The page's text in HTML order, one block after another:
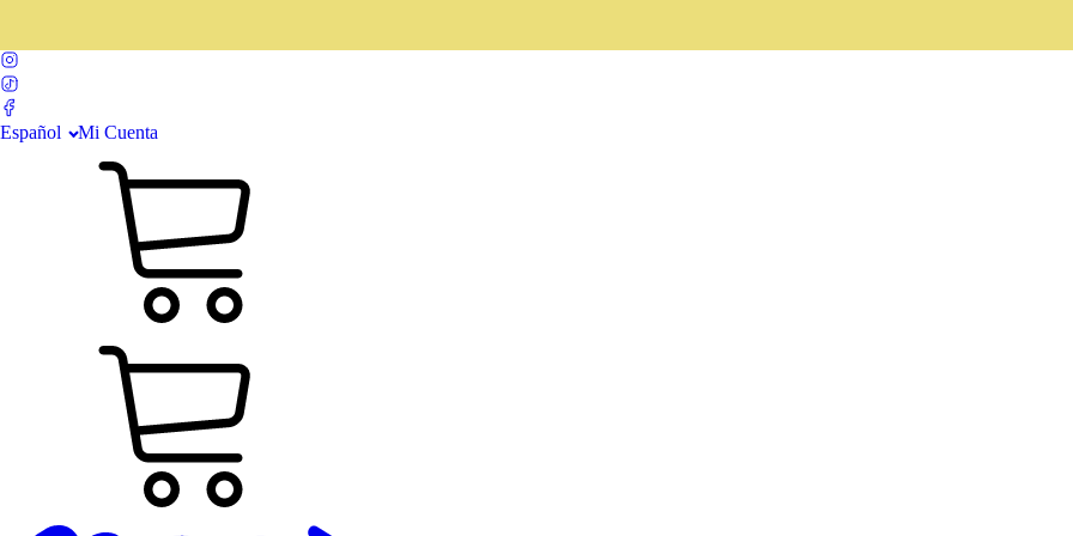
Español Mi Cuenta